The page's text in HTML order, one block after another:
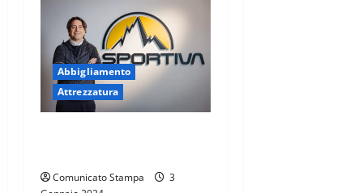
o
e
r
Abbigliamento
Attrezzatura
Comunicato Stampa
3